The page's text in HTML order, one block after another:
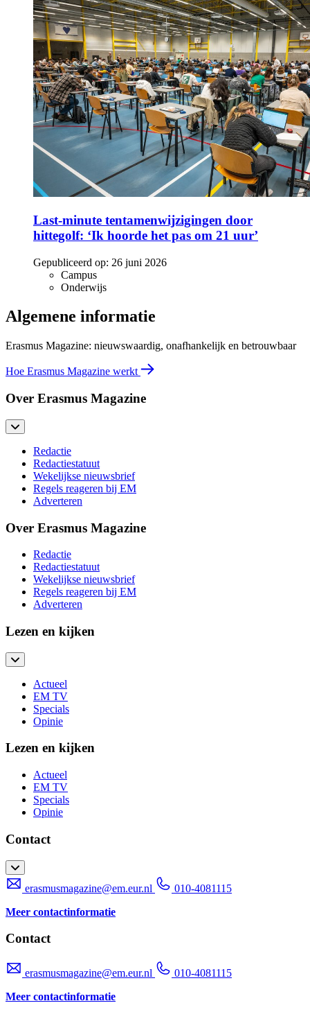
Last-minute tentamenwijzigingen door
hittegolf: ‘Ik hoorde het pas om 21 uur’
Gepubliceerd op: 26 juni 2026
Campus
Onderwijs
Algemene informatie
Erasmus Magazine: nieuwswaardig, onafhankelijk en betrouwbaar
Hoe Erasmus Magazine werkt
Over Erasmus Magazine
Redactie
Redactiestatuut
Wekelijkse nieuwsbrief
Regels reageren bij EM
Adverteren
Over Erasmus Magazine
Redactie
Redactiestatuut
Wekelijkse nieuwsbrief
Regels reageren bij EM
Adverteren
Lezen en kijken
Actueel
EM TV
Specials
Opinie
Lezen en kijken
Actueel
EM TV
Specials
Opinie
Contact
erasmusmagazine@em.eur.nl
010-4081115
Meer contactinformatie
Contact
erasmusmagazine@em.eur.nl
010-4081115
Meer contactinformatie